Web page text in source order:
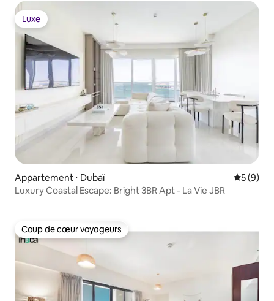
Luxe
Luxe
Appartement ⋅ Dubaï
5 (9)
Luxury Coastal Escape: Bright 3BR Apt - La Vie JBR
Coup de cœur voyageurs
Coup de cœur voyageurs